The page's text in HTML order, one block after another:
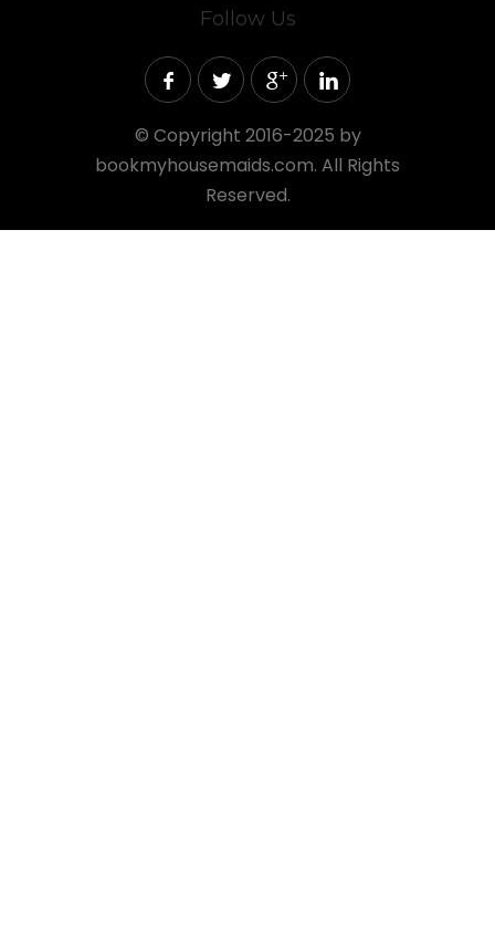
Follow Us
© Copyright 2016-2025 by
bookmyhousemaids.com. All Rights
Reserved.